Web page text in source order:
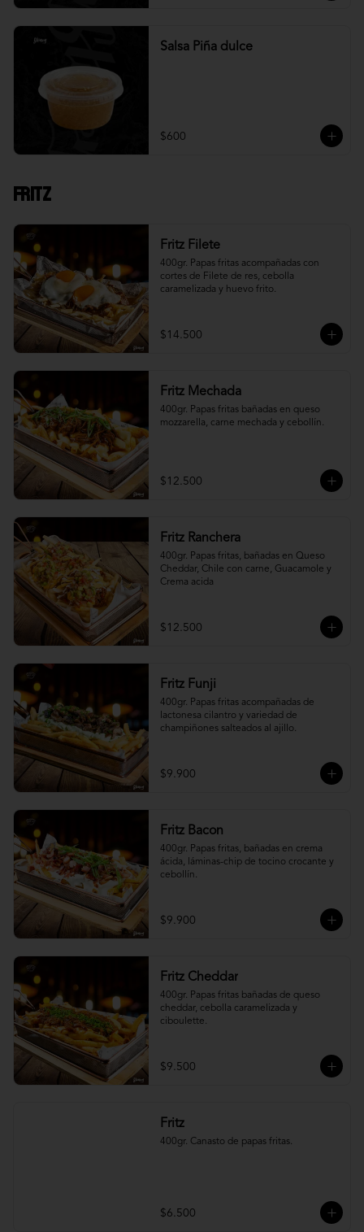
Salsa Piña dulce
$600
Fritz
Fritz Filete
400gr. Papas fritas acompañadas con
cortes de Filete de res, cebolla
caramelizada y huevo frito.
$14.500
Fritz Mechada
400gr. Papas fritas bañadas en queso
mozzarella, carne mechada y cebollín.
$12.500
Fritz Ranchera
400gr. Papas fritas, bañadas en Queso
Cheddar, Chile con carne, Guacamole y
Crema acida
$12.500
Fritz Funji
400gr. Papas fritas acompañadas de
lactonesa cilantro y variedad de
champiñones salteados al ajillo.
$9.900
Fritz Bacon
400gr. Papas fritas, bañadas en crema
ácida, láminas-chip de tocino crocante y
cebollín.
$9.900
Fritz Cheddar
400gr. Papas fritas bañadas de queso
cheddar, cebolla caramelizada y
ciboulette.
$9.500
Fritz
400gr. Canasto de papas fritas.
$6.500